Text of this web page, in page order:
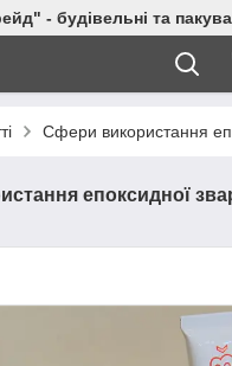
- будівельні та
Сфери використання
епоксидної